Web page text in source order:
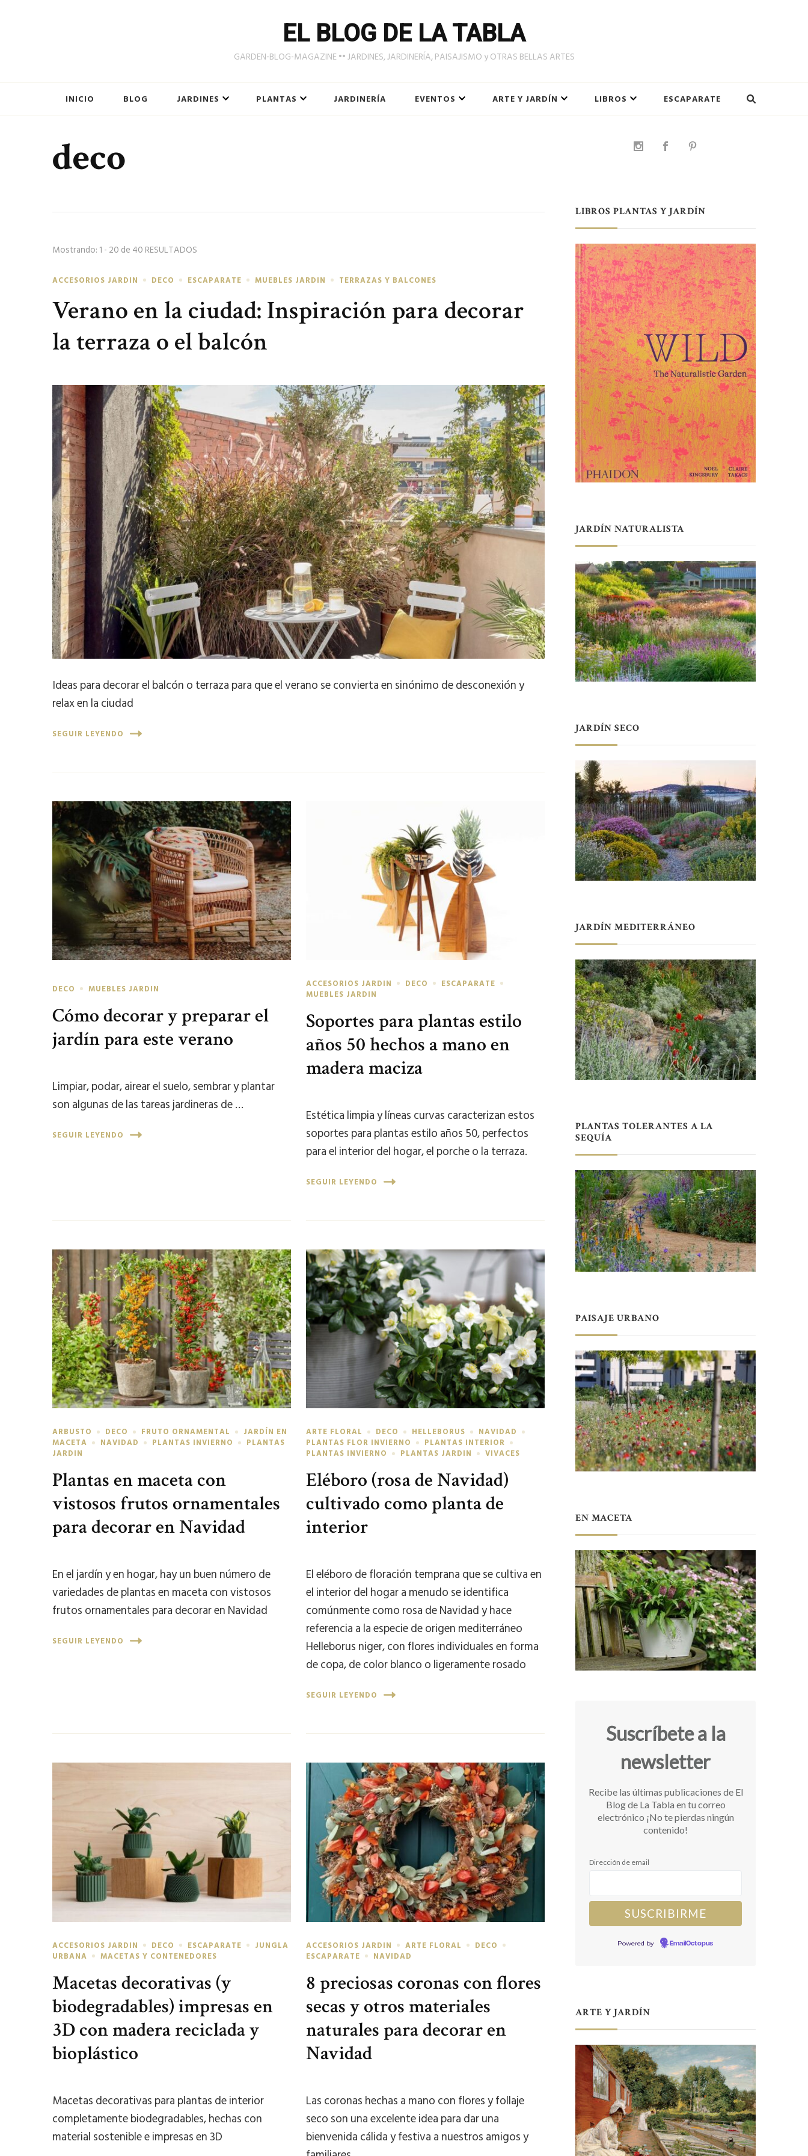
EL BLOG DE LA TABLA
GARDEN-BLOG-MAGAZINE •• JARDINES, JARDINERÍA, PAISAJISMO y OTRAS BELLAS ARTES
INICIO BLOG JARDINES PLANTAS JARDINERÍA EVENTOS ARTE Y JARDÍN LIBROS ESCAPARATE
deco
Mostrando: 1 - 20 de 40 RESULTADOS
ACCESORIOS JARDIN DECO ESCAPARATE MUEBLES JARDIN TERRAZAS Y BALCONES
Verano en la ciudad: Inspiración para decorar
la terraza o el balcón
Ideas para decorar el balcón o terraza para que el verano se convierta en sinónimo de desconexión y
relax en la ciudad
SEGUIR LEYENDO
DECO MUEBLES JARDIN
Cómo decorar y preparar el
jardín para este verano
Limpiar, podar, airear el suelo, sembrar y plantar
son algunas de las tareas jardineras de …
SEGUIR LEYENDO
ACCESORIOS JARDIN DECO
ESCAPARATE
MUEBLES JARDIN
Soportes para plantas estilo
años 50 hechos a mano en
madera maciza
Estética limpia y líneas curvas caracterizan estos
soportes para plantas estilo años 50, perfectos
para el interior del hogar, el porche o la terraza.
SEGUIR LEYENDO
ARBUSTO DECO FRUTO ORNAMENTAL
JARDÍN EN
MACETA
NAVIDAD PLANTAS INVIERNO
PLANTAS
JARDIN
Plantas en maceta con
vistosos frutos ornamentales
para decorar en Navidad
En el jardín y en hogar, hay un buen número de
variedades de plantas en maceta con vistosos
frutos ornamentales para decorar en Navidad
SEGUIR LEYENDO
ARTE FLORAL DECO HELLEBORUS
NAVIDAD
PLANTAS FLOR INVIERNO
PLANTAS INTERIOR
PLANTAS INVIERNO
PLANTAS JARDIN VIVACES
Eléboro (rosa de Navidad)
cultivado como planta de
interior
El eléboro de floración temprana que se cultiva en
el interior del hogar a menudo se identifica
comúnmente como rosa de Navidad y hace
referencia a la especie de origen mediterráneo
Helleborus niger, con flores individuales en forma
de copa, de color blanco o ligeramente rosado
SEGUIR LEYENDO
ACCESORIOS JARDIN DECO ESCAPARATE
JUNGLA
URBANA
MACETAS Y CONTENEDORES
Macetas decorativas (y
biodegradables) impresas en
3D con madera reciclada y
bioplástico
Macetas decorativas para plantas de interior
completamente biodegradables, hechas con
material sostenible e impresas en 3D
ACCESORIOS JARDIN ARTE FLORAL
DECO
ESCAPARATE
NAVIDAD
8 preciosas coronas con flores
secas y otros materiales
naturales para decorar en
Navidad
Las coronas hechas a mano con flores y follaje
seco son una excelente idea para dar una
bienvenida cálida y festiva a nuestros amigos y
LIBROS PLANTAS Y JARDÍN
JARDÍN NATURALISTA
JARDÍN SECO
JARDÍN MEDITERRÁNEO
PLANTAS TOLERANTES A LA
SEQUÍA
PAISAJE URBANO
EN MACETA
Suscríbete a la
newsletter
Recibe las últimas publicaciones de El
Blog de La Tabla en tu correo
electrónico ¡No te pierdas ningún
contenido!
Dirección de email
Powered by EmailOctopus
ARTE Y JARDÍN